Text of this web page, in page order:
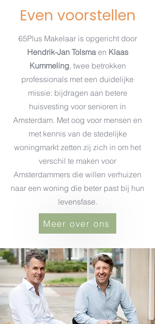
Even voorstellen
65Plus Makelaar is opgericht door
Hendrik-Jan Tolsmaen Klaas
Kummeling, twee betrokken
professionals met een duidelijke
missie: bijdragen aan betere
huisvesting voor senioren in
Amsterdam. Met oog voor mensen en
met kennis van de stedelijke
woningmarkt zetten zij zich in om het
verschil te maken voor
Amsterdammers die willen verhuizen
naar een woning die beter past bij hun
levensfase.
Meer over ons